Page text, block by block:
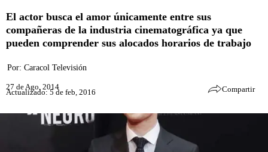
El actor busca el amor únicamente entre sus
compañeras de la industria cinematográfica ya que
pueden comprender sus alocados horarios de trabajo
Por: Caracol Televisión
27 de Ago, 2014
Actualizado: 5 de feb, 2016 Compartir